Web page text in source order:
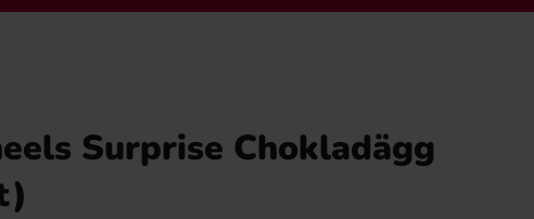
Surprise Chokladägg